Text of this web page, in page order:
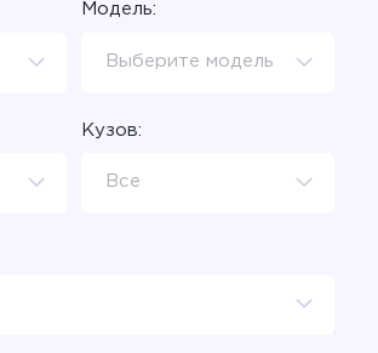
Модель:
Выберите модель
Кузов:
Все